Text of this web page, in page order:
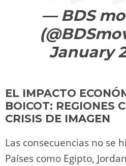
— BDS
January
EL IMPACTO
BOICOT: REGIONES
CRISIS DE IMAGEN
Las consecuencias no se
Países como Egipto,